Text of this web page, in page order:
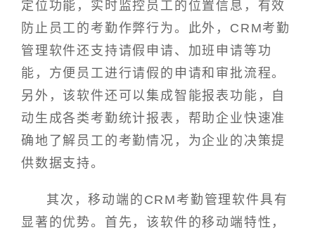
定位功能，实时监控员工的位置信息，有效
防止员工的考勤作弊行为。此外，CRM考勤
管理软件还支持请假申请、加班申请等功
能，方便员工进行请假的申请和审批流程。
另外，该软件还可以集成智能报表功能，自
动生成各类考勤统计报表，帮助企业快速准
确地了解员工的考勤情况，为企业的决策提
供数据支持。
其次，移动端的CRM考勤管理软件具有
显著的优势。首先，该软件的移动端特性，